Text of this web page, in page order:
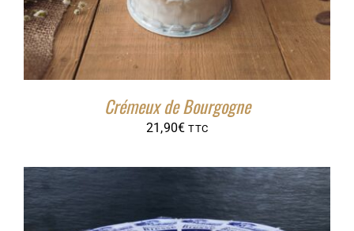
Crémeux de Bourgogne
21,90€ TTC